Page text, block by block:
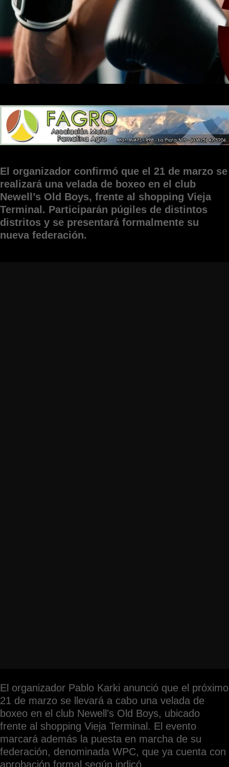
El organizador confirmó que el 21 de marzo se
realizará una velada de boxeo en el club
Newell’s Old Boys, frente al shopping Vieja
Terminal. Participarán púgiles de distintos
distritos y se presentará formalmente su
nueva federación.
El organizador Pablo Karki anunció que el próximo
21 de marzo se llevará a cabo una velada de
boxeo en el club Newell’s Old Boys, ubicado
frente al shopping Vieja Terminal. El evento
marcará además la puesta en marcha de su
federación, denominada WPC, que ya cuenta con
aprobación formal según indicó.